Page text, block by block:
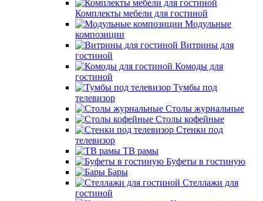
Комплекты мебели для гостиной
Модульные
композиции
Витрины для
гостиной
Комоды для
гостиной
Тумбы под
телевизор
Столы журнальные
Столы кофейные
Стенки под
телевизор
ТВ рамы
Буфеты в гостиную
Бары
Стеллажи для
гостиной